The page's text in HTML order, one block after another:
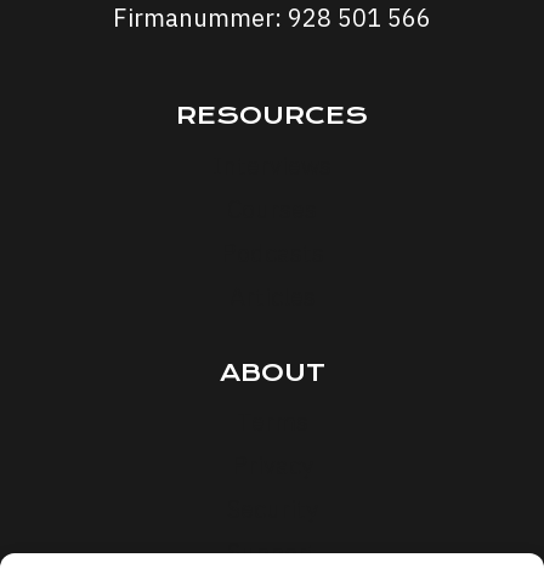
Firmanummer: 928 501 566
RESOURCES
ABOUT
Support